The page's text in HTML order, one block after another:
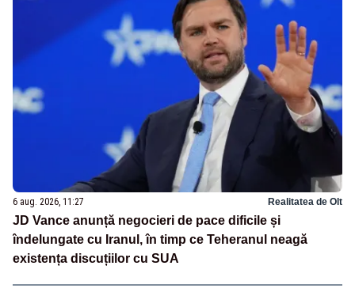
6 aug. 2026, 11:27 Realitatea de Olt
JD Vance anunță negocieri de pace dificile și
îndelungate cu Iranul, în timp ce Teheranul neagă
existența discuțiilor cu SUA